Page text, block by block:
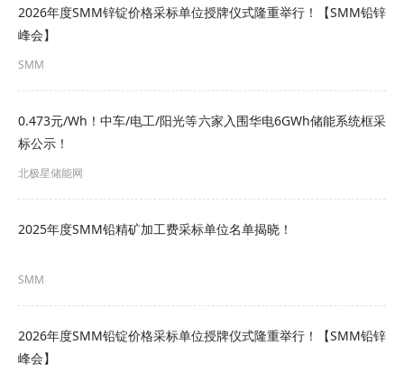
江西铜业集团产融控股有限公司
中铝佛山国际贸易有限公司
2026年度SMM锌锭价格采标单位授牌仪式隆重举行！【SMM铅锌
峰会】
SMM
0.473元/Wh！中车/电工/阳光等六家入围华电6GWh储能系统框采
标公示！
北极星储能网
2025年度SMM铅精矿加工费采标单位名单揭晓！
SMM
2026年度SMM铅锭价格采标单位授牌仪式隆重举行！【SMM铅锌
峰会】